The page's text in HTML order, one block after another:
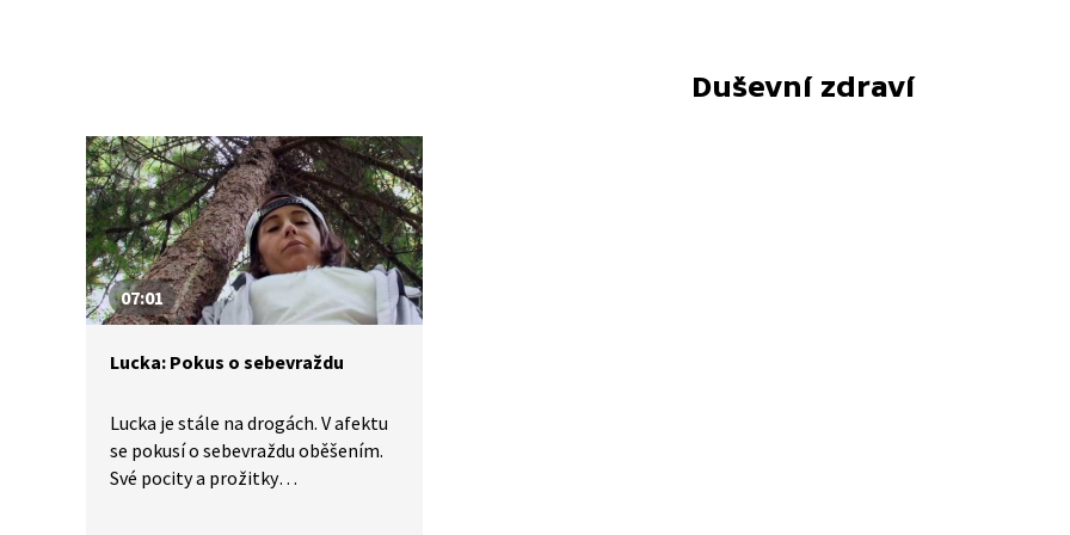
Duševní zdraví
07:01
Lucka: Pokus o sebevraždu
Lucka je stále na drogách. V afektu
se pokusí o sebevraždu oběšením.
Své pocity a prožitky